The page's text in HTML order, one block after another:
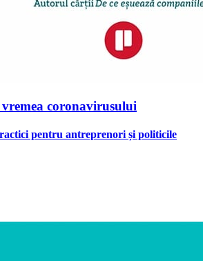
coronavirusului
pentru antreprenori și politicile